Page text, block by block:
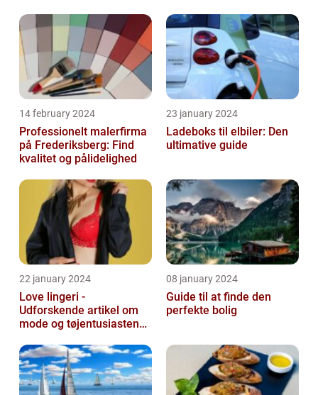
14 february 2024
Professionelt malerfirma
på Frederiksberg: Find
kvalitet og pålidelighed
23 january 2024
Ladeboks til elbiler: Den
ultimative guide
22 january 2024
Love lingeri -
Udforskende artikel om
mode og tøjentusiastens
08 january 2024
Guide til at finde den
perfekte bolig